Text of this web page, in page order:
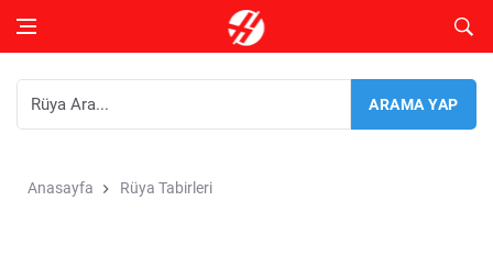
Anasayfa Rüya Tabirleri